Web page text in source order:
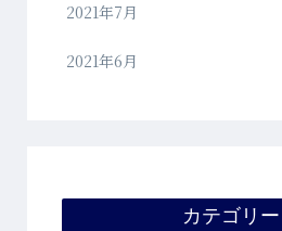
2021年7月
2021年6月
カテゴリー